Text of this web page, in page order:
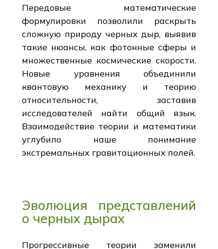
Передовые математические
формулировки позволили раскрыть
сложную природу черных дыр, выявив
такие нюансы, как фотонные сферы и
множественные космические скорости.
Новые уравнения объединили
квантовую механику и теорию
относительности, заставив
исследователей найти общий язык.
Взаимодействие теории и математики
углубило наше понимание
экстремальных гравитационных полей.
Эволюция представлений
о черных дырах
Прогрессивные теории заменили